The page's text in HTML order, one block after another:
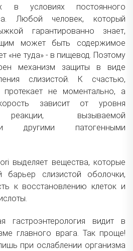
в условиях постоянного
Любой человек, который
гарантированно знает,
может быть содержимое
«не туда» - в пищевод. Поэтому
механизм защиты в виде
слизистой. К счастью,
не моментально, а
зависит от уровня
реакции, вызываемой
и другими патогенными
выделяет вещества, которые
барьер слизистой оболочки,
к восстановлению клеток и
гастроэнтерология видит в
главного врага. Так проще!
при ослаблении организма